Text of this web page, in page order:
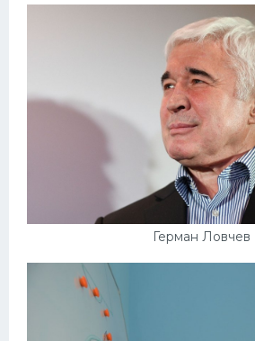
Герман Ловчев